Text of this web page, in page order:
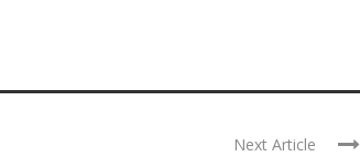
Next Article